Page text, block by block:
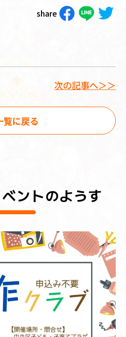
share
覧に戻る
次の記事へ＞＞
ントのようす